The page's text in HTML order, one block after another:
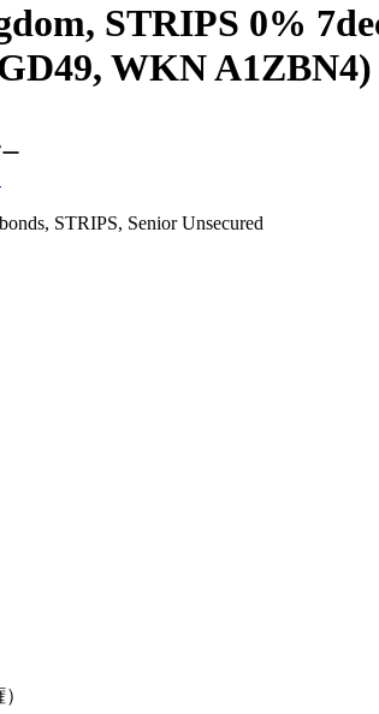
STRIPS 0%
WKN A1ZBN4)
STRIPS, Senior Unsecured